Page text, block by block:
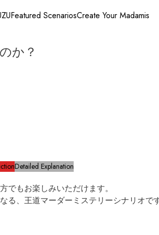
Featured ScenariosCreate Your Madamis
か？
Detailed Explanation
でもお楽しみいただけます。
る、王道マーダーミステリーシナリオです